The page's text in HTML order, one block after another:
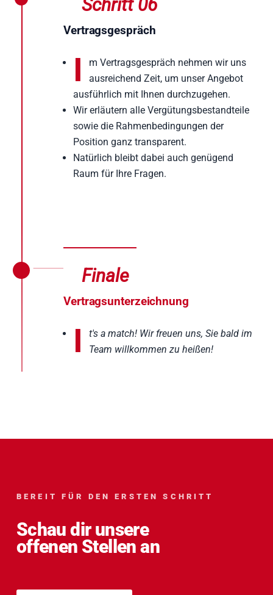
Schritt 06
Vertragsgespräch
I
m Vertragsgespräch nehmen wir uns
ausreichend Zeit, um unser Angebot
ausführlich mit Ihnen durchzugehen.
Wir erläutern alle Vergütungsbestandteile
sowie die Rahmenbedingungen der
Position ganz transparent.
Natürlich bleibt dabei auch genügend
Raum für Ihre Fragen.
Finale
Vertragsunterzeichnung
I
t's a match! Wir freuen uns, Sie bald im
Team willkommen zu heißen!
BEREIT FÜR DEN ERSTEN SCHRITT
Schau dir unsere
offenen Stellen an